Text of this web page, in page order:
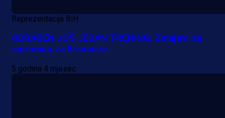
Reprezentacija BiH
ODRAĐEN JOŠ JEDAN TRENING: Zmajevi se
spremaju za Francuze
5 godina 4 mjesec